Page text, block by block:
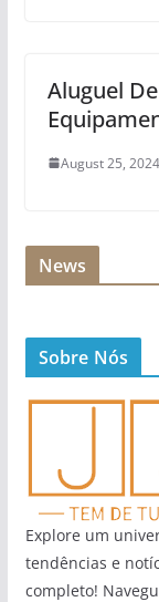
Aluguel
August 25, 2024
News
Sobre Nós
Explore um
tendências e
completo!